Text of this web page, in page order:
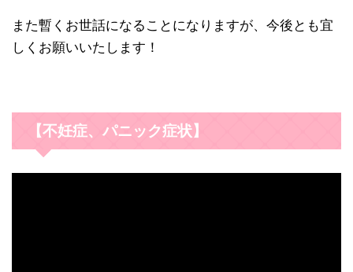
また暫くお世話になることになりますが、今後とも宜
しくお願いいたします！
【不妊症、パニック症状】